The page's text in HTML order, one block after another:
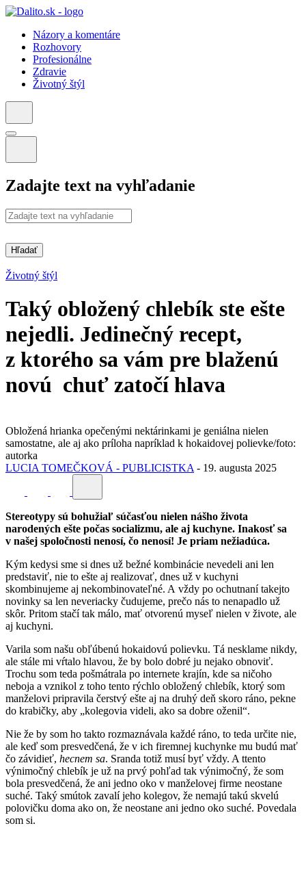
Názory a komentáre
Rozhovory
Profesionálne
Zdravie
Životný štýl
Zadajte text na vyhľadanie
Hľadať
Životný štýl
Taký obložený chlebík ste ešte
nejedli. Jedinečný recept,
z ktorého sa vám pre blaženú
novú chuť zatočí hlava
Obložená hrianka opečenými nektárinkami je geniálna nielen
samostatne, ale aj ako príloha napríklad k hokaidovej polievke/foto:
autorka
LUCIA TOMEČKOVÁ - PUBLICISTKA - 19. augusta 2025
Stereotypy sú bohužiaľ súčasťou nielen nášho života
narodených ešte počas socializmu, ale aj kuchyne. Inakosť sa
v našej spoločnosti nenosí, čo nenosí! Je priam nežiadúca.
Kým kedysi sme si dnes už bežné kombinácie nevedeli ani len
predstaviť, nie to ešte aj realizovať, dnes už v kuchyni
skombinujeme aj nekombinovateľné. A vždy po ochutnaní takejto
novinky sa len neveriacky čudujeme, prečo nás to nenapadlo už
skôr. Pritom stačí tak málo, mať otvorenú myseľ nielen v živote, ale
aj kuchyni.
Varila som našu obľúbenú hokaidovú polievku. Tá nesklame nikdy,
ale stále mi vŕtalo hlavou, že by bolo dobré ju nejako obnoviť.
Trochu som teda pošmátrala po internete krajín, kde sa ničoho
neboja a vznikol z toho tento rýchlo obložený chlebík, ktorý som
manželovi pripravila čerstvý ešte aj na druhý deň skoro ráno, pekne
do krabičky, aby „kolegovia videli, ako sa dobre oženil“.
Nie že by som ho takto rozmaznávala každé ráno, to teda určite nie,
ale keď som presvedčená, že v ich firemnej kuchynke mu budú mať
čo závidieť, hecnem sa. Sranda totiž musí byť vždy. A ttento
výnimočný chlebík je už na prvý pohľad tak výnimočný, že som
bola presvedčená, že ani jedno oko v manželovej firme neostane
suché. Taký smútok zavalí jeho kolegov, že nemajú takú skvelú
polovičku doma ako on, že neostane ani jedno oko suché. Povedala
som si.